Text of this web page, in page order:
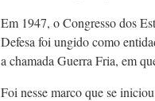
Em 1947, o Congresso dos
Defesa foi ungido como
a chamada Guerra Fria, em
Foi nesse marco que se